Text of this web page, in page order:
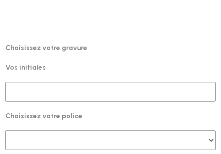
Choisissez votre gravure
Vos initiales
Choisissez votre police